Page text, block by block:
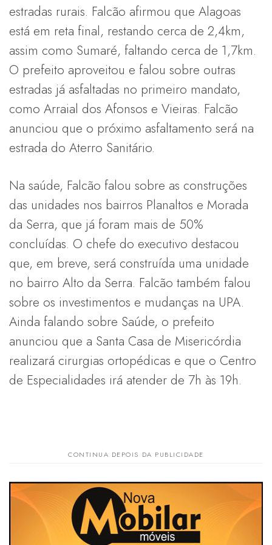
estradas rurais. Falcão afirmou que Alagoas
está em reta final, restando cerca de 2,4km,
assim como Sumaré, faltando cerca de 1,7km.
O prefeito aproveitou e falou sobre outras
estradas já asfaltadas no primeiro mandato,
como Arraial dos Afonsos e Vieiras. Falcão
anunciou que o próximo asfaltamento será na
estrada do Aterro Sanitário.
Na saúde, Falcão falou sobre as construções
das unidades nos bairros Planaltos e Morada
da Serra, que já foram mais de 50%
concluídas. O chefe do executivo destacou
que, em breve, será construída uma unidade
no bairro Alto da Serra. Falcão também falou
sobre os investimentos e mudanças na UPA.
Ainda falando sobre Saúde, o prefeito
anunciou que a Santa Casa de Misericórdia
realizará cirurgias ortopédicas e que o Centro
de Especialidades irá atender de 7h às 19h.